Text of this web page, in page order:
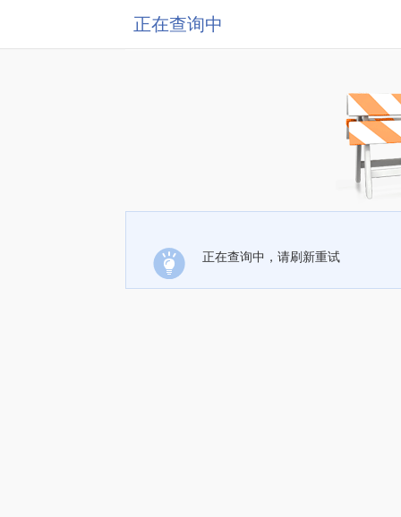
正在查询中
正在查询中，请刷新重试